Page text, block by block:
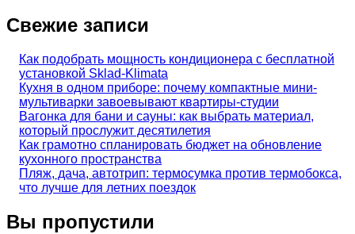
Свежие записи
Как подобрать мощность кондиционера с бесплатной
установкой Sklad-Klimata
Кухня в одном приборе: почему компактные мини-
мультиварки завоевывают квартиры-студии
Вагонка для бани и сауны: как выбрать материал,
который прослужит десятилетия
Как грамотно спланировать бюджет на обновление
кухонного пространства
Пляж, дача, автотрип: термосумка против термобокса,
что лучше для летних поездок
Вы пропустили